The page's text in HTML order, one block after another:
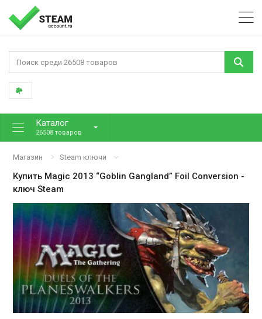
Каталог
26508 товаров
Магазин Steam ключи
Купить Magic 2013 “Goblin Gangland” Foil Conversion -
ключ Steam